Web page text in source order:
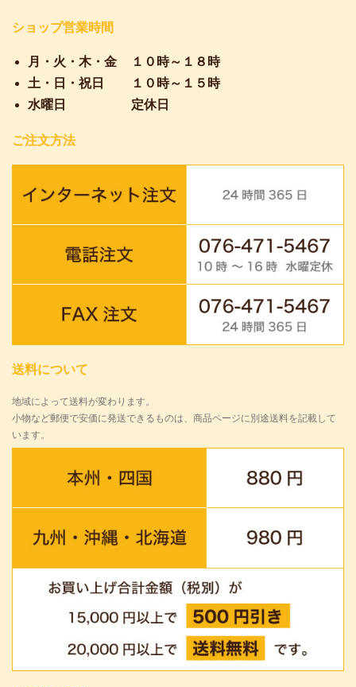
ショップ営業時間
月・火・木・金
１０時～１８時
土・日・祝日
１０時～１５時
水曜日
定休日
ご注文方法
送料について
地域によって送料が変わります。
小物など郵便で安価に発送できるものは、商品ページに別途送料を記載して
います。